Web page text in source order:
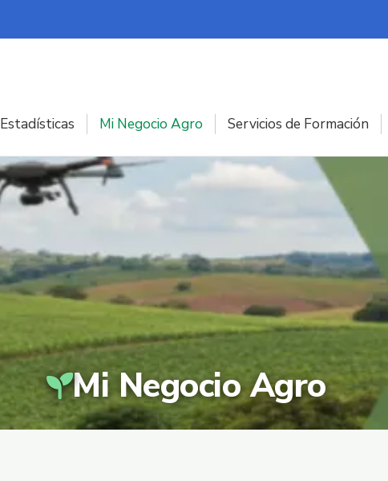
Estadísticas Mi Negocio Agro Servicios de Formación
Mi Negocio Agro